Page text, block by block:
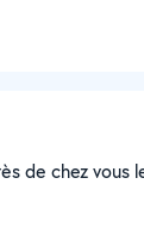
de chez